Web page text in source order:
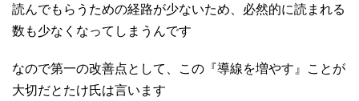
読んでもらうための経路が少ないため、必然的に読まれる
数も少なくなってしまうんです
なので第一の改善点として、この『導線を増やす』ことが
大切だとたけ氏は言います